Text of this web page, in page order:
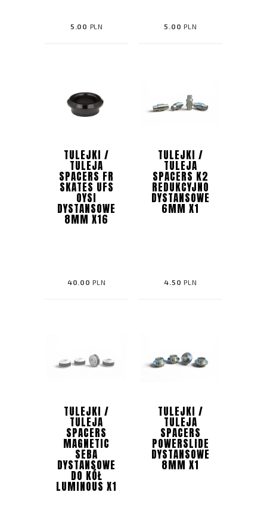
5.00 PLN 5.00 PLN
TULEJKI /
TULEJA
SPACERS FR
SKATES UFS
OYSI
DYSTANSOWE
8MM X16
40.00 PLN
TULEJKI /
TULEJA
SPACERS K2
REDUKCYJNO
DYSTANSOWE
6MM X1
4.50 PLN
TULEJKI /
TULEJA
SPACERS
MAGNETIC
SEBA
DYSTANSOWE
DO KÓŁ
LUMINOUS X1
TULEJKI /
TULEJA
SPACERS
POWERSLIDE
DYSTANSOWE
8MM X1